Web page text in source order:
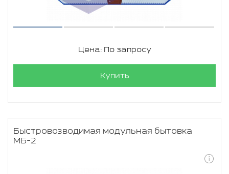
Цена: По запросу
Купить
Быстровозводимая модульная бытовка
МБ-2